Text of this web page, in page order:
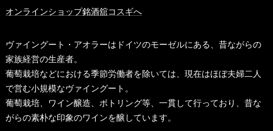
オンラインショップ銘酒舘コスギへ
ヴァイングート・アオラーはドイツのモーゼルにある、昔ながらの
家族経営の生産者。
葡萄栽培などにおける季節労働者を除いては、現在はほぼ夫婦二人
で営む小規模なヴァイングート。
葡萄栽培、ワイン醸造、ボトリング等、一貫して行っており、昔な
がらの素朴な印象のワインを醸しています。